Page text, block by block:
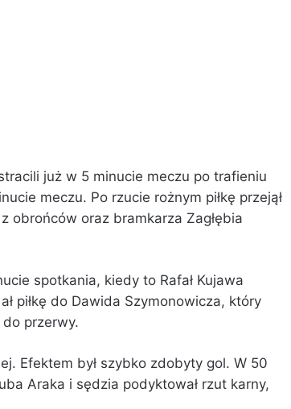
już w 5 minucie meczu po trafieniu
meczu. Po rzucie rożnym piłkę przejął
obrońców oraz bramkarza Zagłębia
spotkania, kiedy to Rafał Kujawa
piłkę do Dawida Szymonowicza, który
do przerwy.
Efektem był szybko zdobyty gol. W 50
Araka i sędzia podyktował rzut karny,